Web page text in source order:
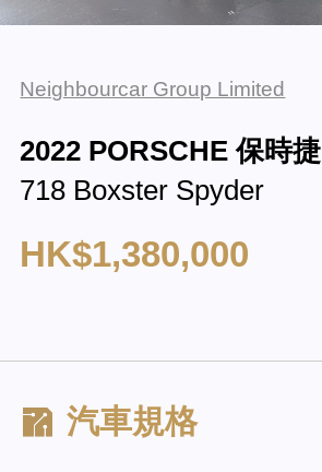
Neighbourcar Group Limited
2022 PORSCHE 保時捷
718 Boxster Spyder
HK$1,380,000
汽車規格